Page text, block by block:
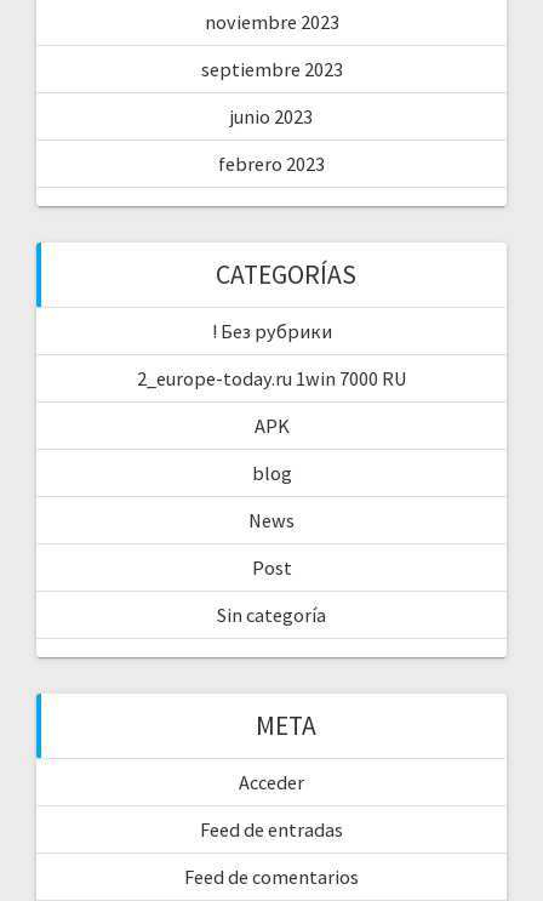
noviembre 2023
septiembre 2023
junio 2023
febrero 2023
CATEGORÍAS
! Без рубрики
2_europe-today.ru 1win 7000 RU
APK
blog
News
Post
Sin categoría
META
Acceder
Feed de entradas
Feed de comentarios